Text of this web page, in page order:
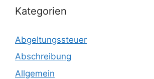
Kategorien
Abgeltungssteuer
Abschreibung
Allgemein